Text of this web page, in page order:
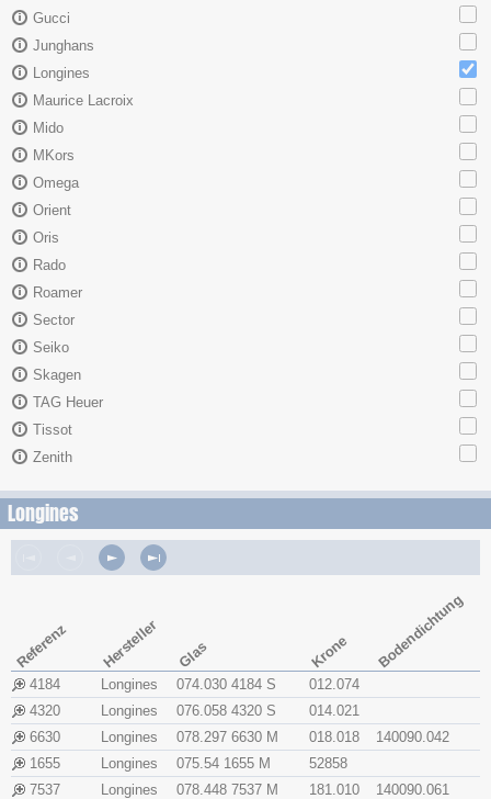
Gucci
Junghans
Longines
Maurice Lacroix
Mido
MKors
Omega
Orient
Oris
Rado
Roamer
Sector
Seiko
Skagen
TAG Heuer
Tissot
Zenith
Longines
Referenz Hersteller Glas Krone Bodendichtung
4184 Longines 074.030 4184 S
012.074
4320
Longines 076.058 4320 S
014.021
6630
Longines 078.297 6630 M 018.018
140090.042
1655
Longines 075.54 1655 M
52858
7537
Longines 078.448 7537 M 181.010
140090.061